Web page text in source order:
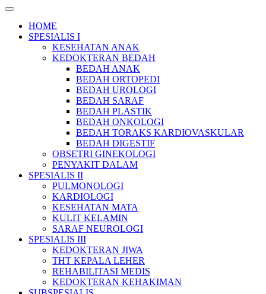
HOME
SPESIALIS I
KESEHATAN ANAK
KEDOKTERAN BEDAH
BEDAH ANAK
BEDAH ORTOPEDI
BEDAH UROLOGI
BEDAH SARAF
BEDAH PLASTIK
BEDAH ONKOLOGI
BEDAH TORAKS KARDIOVASKULAR
BEDAH DIGESTIF
OBSETRI GINEKOLOGI
PENYAKIT DALAM
SPESIALIS II
PULMONOLOGI
KARDIOLOGI
KESEHATAN MATA
KULIT KELAMIN
SARAF NEUROLOGI
SPESIALIS III
KEDOKTERAN JIWA
THT KEPALA LEHER
REHABILITASI MEDIS
KEDOKTERAN KEHAKIMAN